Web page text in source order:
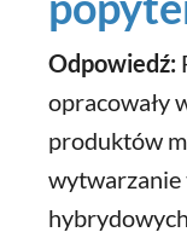
Odpowiedź:
opracowały
produktów